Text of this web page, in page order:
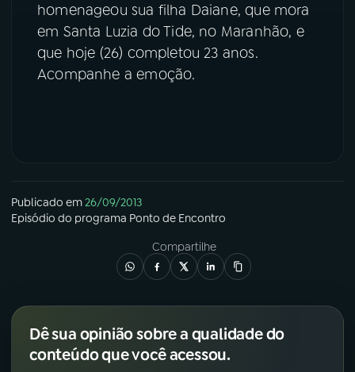
ACOMPANHE A RÁDIO NACIONAL
YouTube Facebook
homenageou sua filha Daiane, que mora
em Santa Luzia do Tide, no Maranhão, e
que hoje (26) completou 23 anos.
Acompanhe a emoção.
Publicado em26/09/2013
Episódio do programa Ponto de Encontro
Compartilhe
Dê sua opinião sobre a qualidade do
conteúdo que você acessou.